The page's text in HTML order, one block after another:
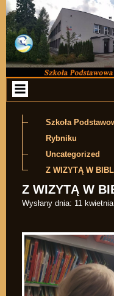
Szkoła
Rybniku
Uncategorized
Z WIZYTĄ W
Z WIZYTĄ W
Wysłany dnia: 11